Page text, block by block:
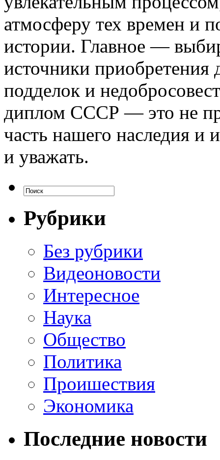
атмосферу тех времен и
истории. Главное —
источники приобретения
подделок и
диплом СССР — это не
часть нашего наследия и
и уважать.
Рубрики
Без рубрики
Видеоновости
Интересное
Наука
Общество
Политика
Проишествия
Экономика
Последние новости